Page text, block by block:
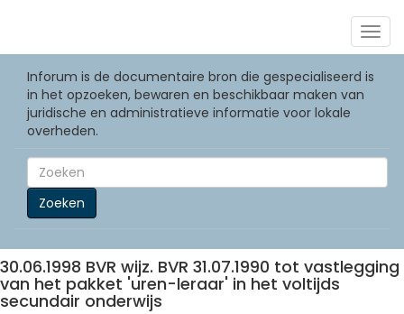
Inforum is de documentaire bron die gespecialiseerd is
in het opzoeken, bewaren en beschikbaar maken van
juridische en administratieve informatie voor lokale
overheden.
Zoeken
30.06.1998 BVR wijz. BVR 31.07.1990 tot vastlegging
van het pakket 'uren-leraar' in het voltijds
secundair onderwijs